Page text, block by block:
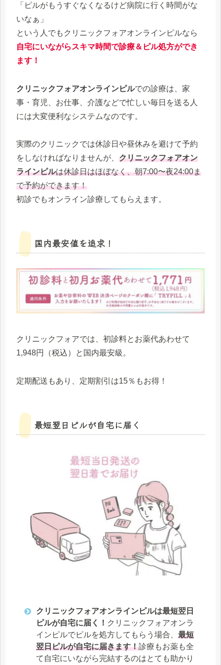
「ピルがもうすぐなくなるけど病院に行く時間がな
いなぁ」
という人でもクリニックフォアオンラインピルなら
自宅にいながらスキマ時間で診療＆ピル処方ができ
ます！
クリニックフォアオンラインピルでの診療は、家
事・育児、お仕事、介護などで忙しい毎日を送る人
には大変便利なシステムなのです。
実際のクリニックでは休診日や昼休みを避けて予約
をしなければなりませんが、 クリニックフォアオン
ラインピルは休診日はほぼなく、朝7:00〜夜24:00ま
で予約ができます！
初診でもオンライン診療してもらえます。
国内最安値を追求！
クリニックフォアでは、初診料とお薬代あわせて
1,948円（税込）と国内最安級。
定期配送もあり、定期割引は15％もお得！
最短翌日ピルが自宅に届く
クリニックフォアオンラインピルは最短翌日
ピルが自宅に届く！ クリニックフォアオンラ
インピルでピルを処方してもらう場合、 最短
翌日ピルが自宅に届きます！診療もお薬も全
て自宅にいながら完結するのはとても助かり